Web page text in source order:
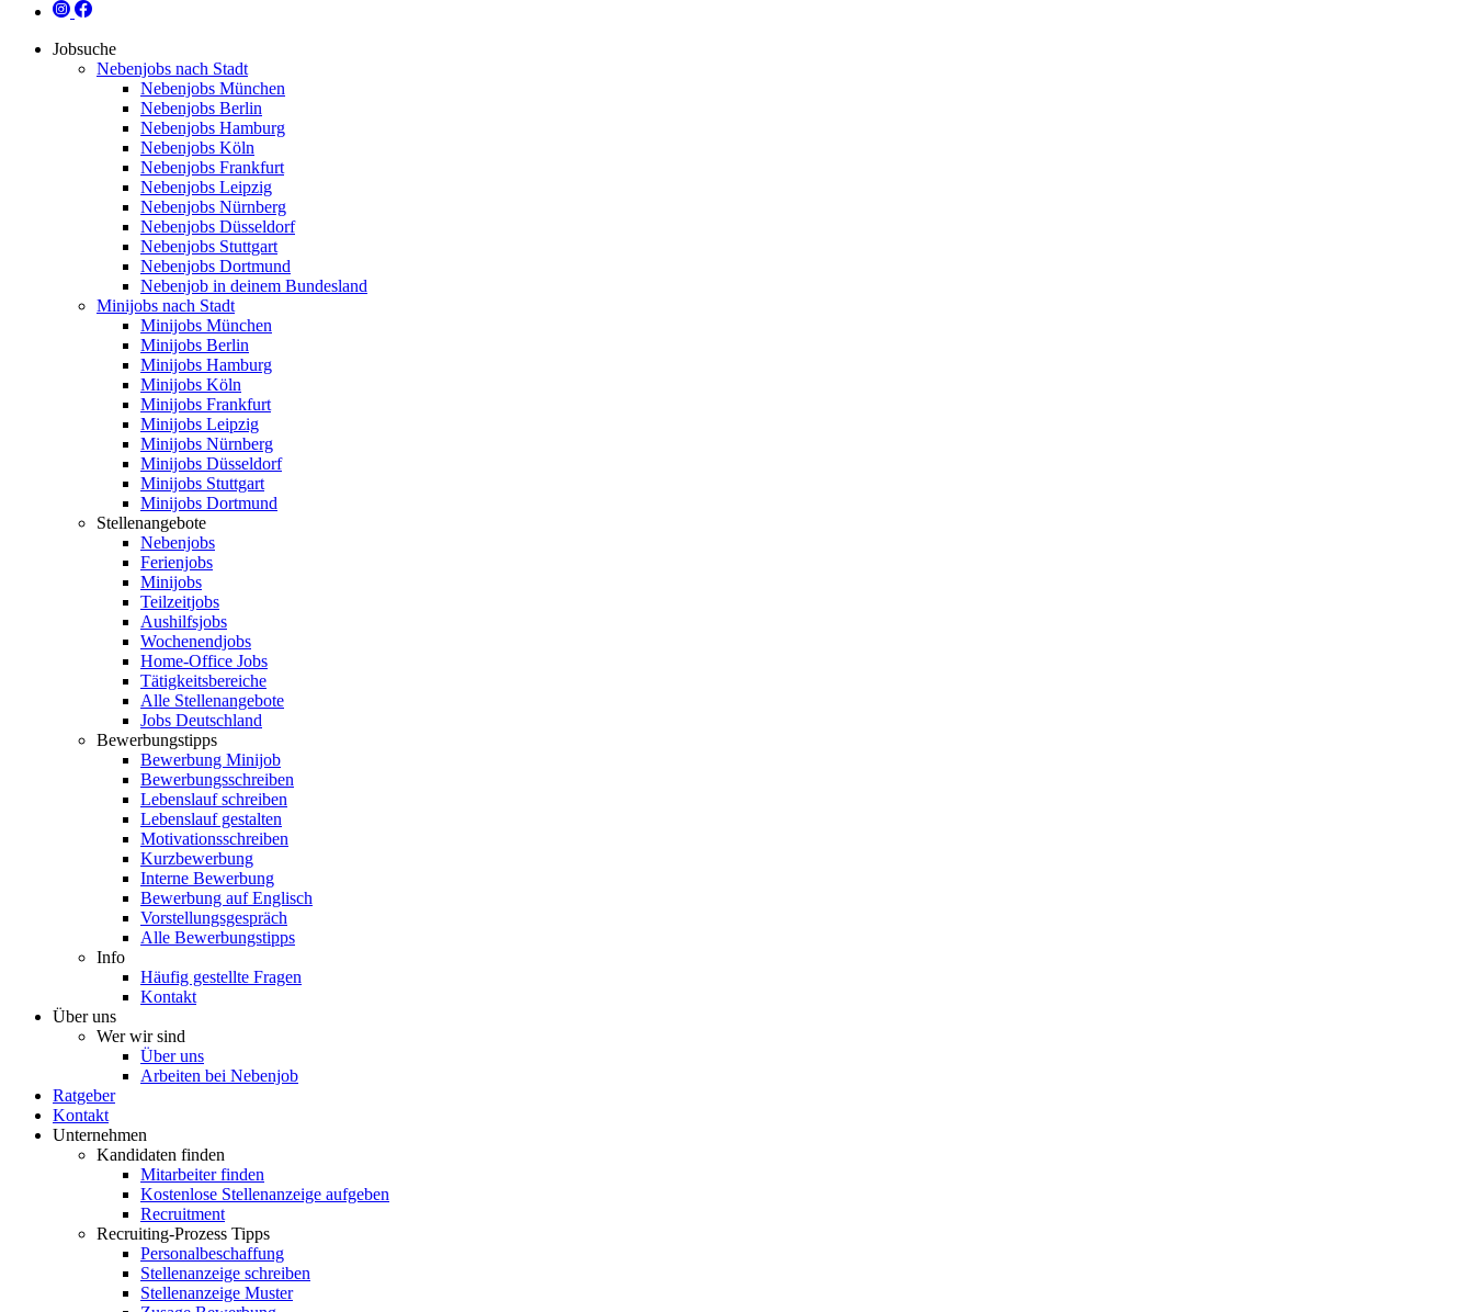
Jobsuche
Nebenjobs nach Stadt
Nebenjobs München
Nebenjobs Berlin
Nebenjobs Hamburg
Nebenjobs Köln
Nebenjobs Frankfurt
Nebenjobs Leipzig
Nebenjobs Nürnberg
Nebenjobs Düsseldorf
Nebenjobs Stuttgart
Nebenjobs Dortmund
Nebenjob in deinem Bundesland
Minijobs nach Stadt
Minijobs München
Minijobs Berlin
Minijobs Hamburg
Minijobs Köln
Minijobs Frankfurt
Minijobs Leipzig
Minijobs Nürnberg
Minijobs Düsseldorf
Minijobs Stuttgart
Minijobs Dortmund
Stellenangebote
Nebenjobs
Ferienjobs
Minijobs
Teilzeitjobs
Aushilfsjobs
Wochenendjobs
Home-Office Jobs
Tätigkeitsbereiche
Alle Stellenangebote
Jobs Deutschland
Bewerbungstipps
Bewerbung Minijob
Bewerbungsschreiben
Lebenslauf schreiben
Lebenslauf gestalten
Motivationsschreiben
Kurzbewerbung
Interne Bewerbung
Bewerbung auf Englisch
Vorstellungsgespräch
Alle Bewerbungstipps
Info
Häufig gestellte Fragen
Kontakt
Über uns
Wer wir sind
Über uns
Arbeiten bei Nebenjob
Ratgeber
Kontakt
Unternehmen
Kandidaten finden
Mitarbeiter finden
Kostenlose Stellenanzeige aufgeben
Recruitment
Recruiting-Prozess Tipps
Personalbeschaffung
Stellenanzeige schreiben
Stellenanzeige Muster